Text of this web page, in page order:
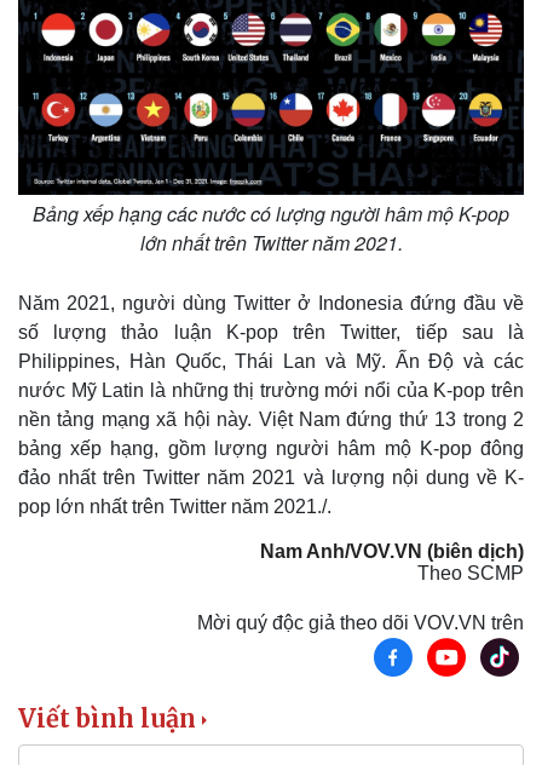
Kinh tế
Bất động sản
Khởi nghiệp
Thị trường
Giá vàng
Tiêu dùng
Tỷ giá
Chứng khoán
Giá cà phê
Bảng xếp hạng các nước có lượng người hâm mộ K-pop
lớn nhất trên Twitter năm 2021.
Năm 2021, người dùng Twitter ở Indonesia đứng đầu về
số lượng thảo luận K-pop trên Twitter, tiếp sau là
Philippines, Hàn Quốc, Thái Lan và Mỹ. Ấn Độ và các
nước Mỹ Latin là những thị trường mới nổi của K-pop trên
nền tảng mạng xã hội này. Việt Nam đứng thứ 13 trong 2
bảng xếp hạng, gồm lượng người hâm mộ K-pop đông
đảo nhất trên Twitter năm 2021 và lượng nội dung về K-
pop lớn nhất trên Twitter năm 2021./.
Nam Anh/VOV.VN (biên dịch)
Theo SCMP
Mời quý độc giả theo dõi VOV.VN trên
Viết bình luận